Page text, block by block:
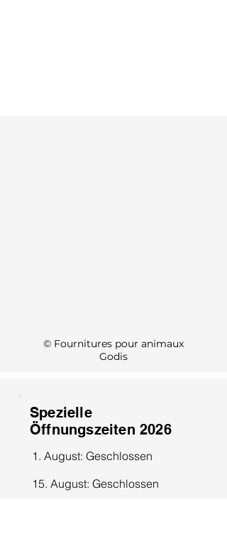
© Fournitures pour animaux
Godis
Spezielle
Öffnungszeiten 2026
1. August: Geschlossen
15. August: Geschlossen